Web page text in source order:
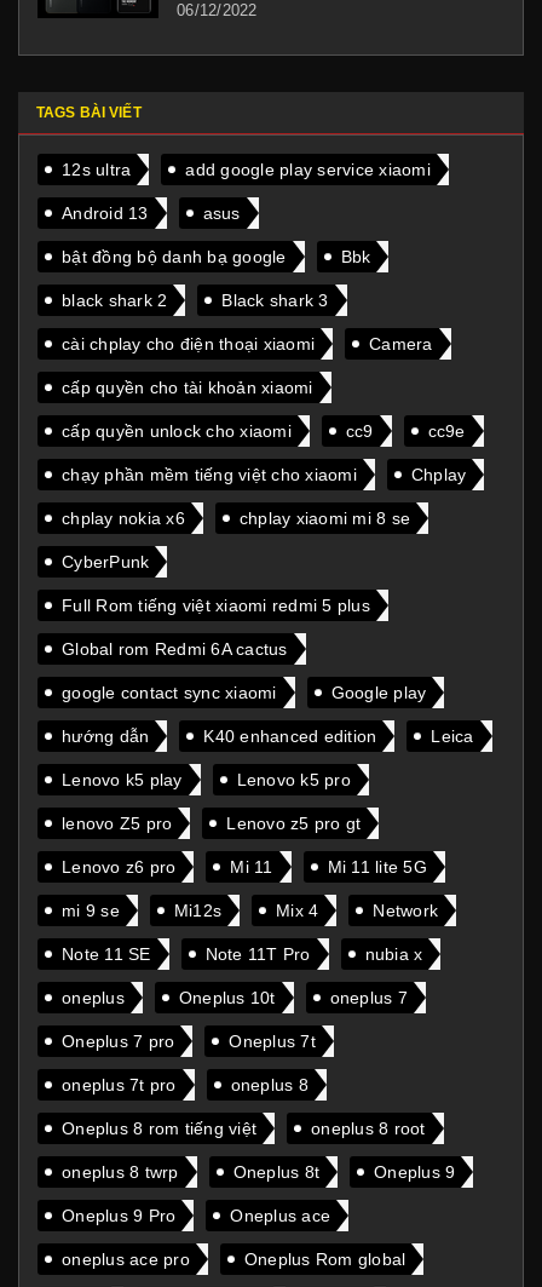
06/12/2022
TAGS BÀI VIẾT
12s ultra add google play service xiaomi
Android 13 asus
bật đồng bộ danh bạ google Bbk
black shark 2 Black shark 3
cài chplay cho điện thoại xiaomi Camera
cấp quyền cho tài khoản xiaomi
cấp quyền unlock cho xiaomi cc9 cc9e
chạy phần mềm tiếng việt cho xiaomi Chplay
chplay nokia x6 chplay xiaomi mi 8 se
CyberPunk
Full Rom tiếng việt xiaomi redmi 5 plus
Global rom Redmi 6A cactus
google contact sync xiaomi Google play
hướng dẫn K40 enhanced edition Leica
Lenovo k5 play Lenovo k5 pro
lenovo Z5 pro Lenovo z5 pro gt
Lenovo z6 pro Mi 11 Mi 11 lite 5G
mi 9 se Mi12s Mix 4 Network
Note 11 SE Note 11T Pro nubia x
oneplus Oneplus 10t oneplus 7
Oneplus 7 pro Oneplus 7t
oneplus 7t pro oneplus 8
Oneplus 8 rom tiếng việt oneplus 8 root
oneplus 8 twrp Oneplus 8t Oneplus 9
Oneplus 9 Pro Oneplus ace
oneplus ace pro Oneplus Rom global